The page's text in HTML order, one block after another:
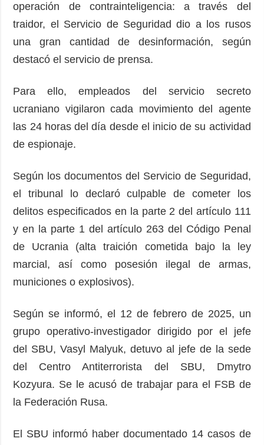
operación de contrainteligencia: a través del
traidor, el Servicio de Seguridad dio a los rusos
una gran cantidad de desinformación, según
destacó el servicio de prensa.
Para ello, empleados del servicio secreto
ucraniano vigilaron cada movimiento del agente
las 24 horas del día desde el inicio de su actividad
de espionaje.
Según los documentos del Servicio de Seguridad,
el tribunal lo declaró culpable de cometer los
delitos especificados en la parte 2 del artículo 111
y en la parte 1 del artículo 263 del Código Penal
de Ucrania (alta traición cometida bajo la ley
marcial, así como posesión ilegal de armas,
municiones o explosivos).
Según se informó, el 12 de febrero de 2025, un
grupo operativo-investigador dirigido por el jefe
del SBU, Vasyl Malyuk, detuvo al jefe de la sede
del Centro Antiterrorista del SBU, Dmytro
Kozyura. Se le acusó de trabajar para el FSB de
la Federación Rusa.
El SBU informó haber documentado 14 casos de